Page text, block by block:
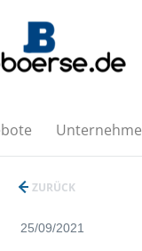
ZURÜCK
25/09/2021